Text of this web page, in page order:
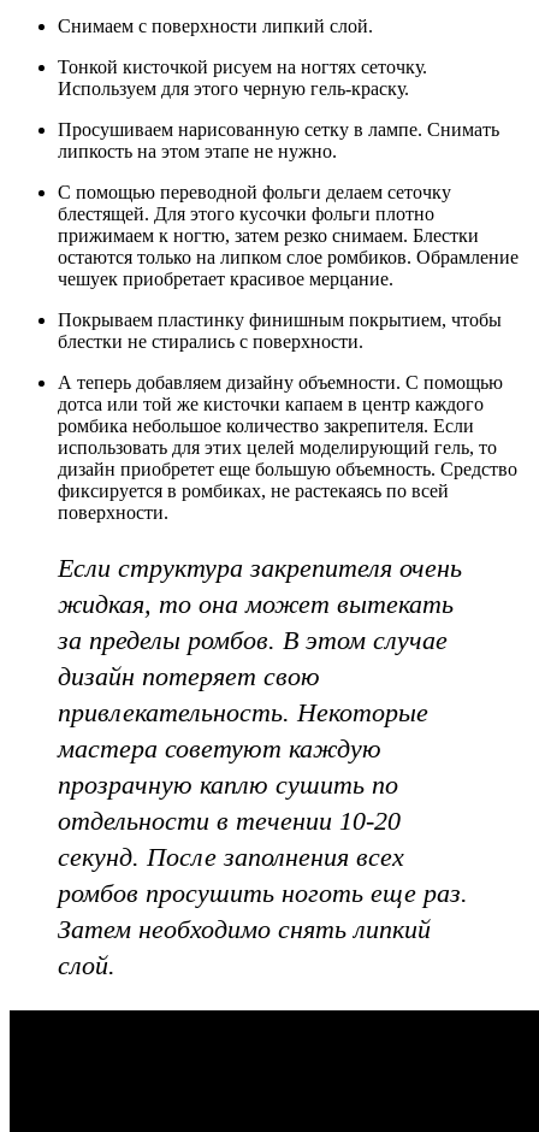
Снимаем с поверхности липкий слой.
Тонкой кисточкой рисуем на ногтях сеточку.
Используем для этого черную гель-краску.
Просушиваем нарисованную сетку в лампе. Снимать
липкость на этом этапе не нужно.
С помощью переводной фольги делаем сеточку
блестящей. Для этого кусочки фольги плотно
прижимаем к ногтю, затем резко снимаем. Блестки
остаются только на липком слое ромбиков. Обрамление
чешуек приобретает красивое мерцание.
Покрываем пластинку финишным покрытием, чтобы
блестки не стирались с поверхности.
А теперь добавляем дизайну объемности. С помощью
дотса или той же кисточки капаем в центр каждого
ромбика небольшое количество закрепителя. Если
использовать для этих целей моделирующий гель, то
дизайн приобретет еще большую объемность. Средство
фиксируется в ромбиках, не растекаясь по всей
поверхности.
Если структура закрепителя очень
жидкая, то она может вытекать
за пределы ромбов. В этом случае
дизайн потеряет свою
привлекательность. Некоторые
мастера советуют каждую
прозрачную каплю сушить по
отдельности в течении 10-20
секунд. После заполнения всех
ромбов просушить ноготь еще раз.
Затем необходимо снять липкий
слой.